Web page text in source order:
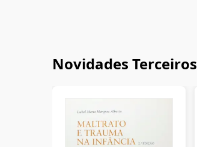
Novidades Terceiros